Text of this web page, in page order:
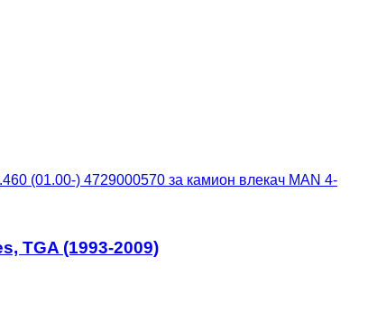
(01.00-) 4729000570 за камион влекач MAN 4-
TGA (1993-2009)